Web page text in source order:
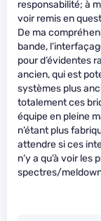
responsabilité; à
voir remis en
De ma
bande,
pour d’évidentes
ancien, qui est
systèmes plus
totalement ces
équipe en pleine
n’étant plus
attendre si ces
n’y a qu’à voir
spectres/